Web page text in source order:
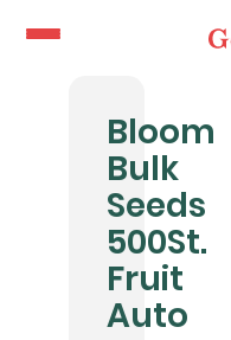
Bloom
Bulk
Seeds
500St.
Fruit
Auto